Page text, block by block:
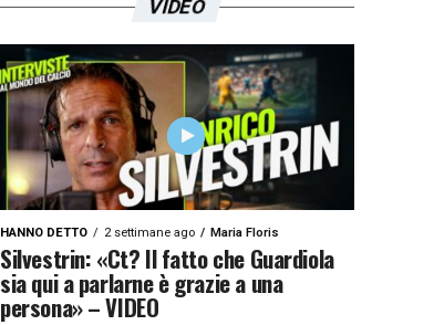
VIDEO
HANNO DETTO 2 settimane ago Maria Floris
Silvestrin: «Ct? Il fatto che Guardiola
sia qui a parlarne è grazie a una
persona» – VIDEO